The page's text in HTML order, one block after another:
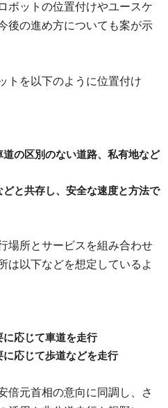
ボットの位置付けやユースケ
後の進め方についても案が示
トを以下のように位置付け
の区別のない道路、私有地など
と共存し、安全な速度と方法で
場所とサービスを組み合わせ
は以下などを想定しているよ
に応じて車道を走行
応じて歩道などを走行
倍元首相の意向に同調し、さ